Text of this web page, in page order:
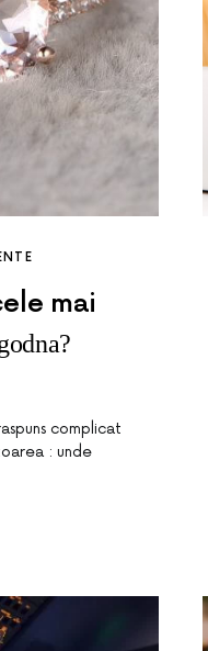
mai
complicat
: unde